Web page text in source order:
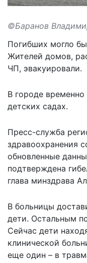
©Баранов
Погибших могло
Жителей домов,
ЧП, эвакуировали.
В городе временно
детских садах.
Пресс-служба
здравоохранения
обновленные
подтверждена
глава минздрава
В больницы
дети. Остальным
Сейчас дети
клинической
еще один – в